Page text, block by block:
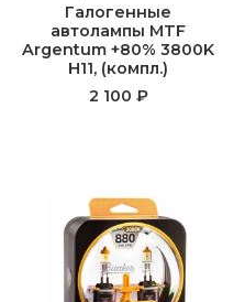
Галогенные
автолампы MTF
Argentum +80% 3800K
H11, (компл.)
2 100 ₽